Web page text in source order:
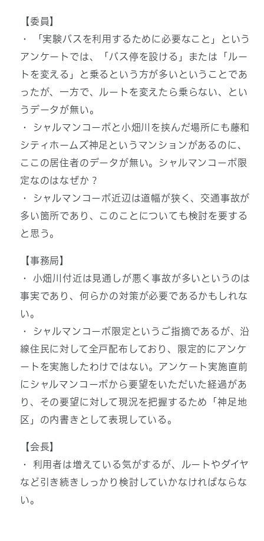
【委員】
・ 「実験バスを利用するために必要なこと」という
アンケートでは、「バス停を設ける」または「ルー
トを変える」と乗るという方が多いということであ
ったが、一方で、ルートを変えたら乗らない、とい
うデータが無い。
・ シャルマンコーポと小畑川を挟んだ場所にも藤和
シティホームズ神足というマンションがあるのに、
ここの居住者のデータが無い。シャルマンコーポ限
定なのはなぜか？
・ シャルマンコーポ近辺は道幅が狭く、交通事故が
多い箇所であり、このことについても検討を要する
と思う。
【事務局】
・ 小畑川付近は見通しが悪く事故が多いというのは
事実であり、何らかの対策が必要であるかもしれな
い。
・ シャルマンコーポ限定というご指摘であるが、沿
線住民に対して全戸配布しており、限定的にアンケ
ートを実施したわけではない。アンケート実施直前
にシャルマンコーポから要望をいただいた経過があ
り、その要望に対して現況を把握するため「神足地
区」の内書きとして表現している。
【会長】
・ 利用者は増えている気がするが、ルートやダイヤ
など引き続きしっかり検討していかなければならな
い。